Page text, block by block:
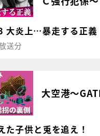
大炎上…暴走する正義
送分
大空港～
た子供と兎を追え！